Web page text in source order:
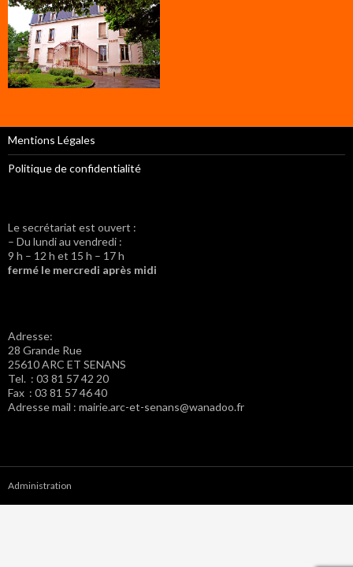
Mentions Légales
Politique de confidentialité
Le secrétariat est ouvert :
– Du lundi au vendredi :
9 h – 12 h et 15 h – 17 h
fermé le mercredi après midi
Adresse:
28 Grande Rue
25610 ARC ET SENANS
Tel. : 03 81 57 42 20
Fax : 03 81 57 46 40
Adresse mail : mairie.arc-et-senans@wanadoo.fr
Administration